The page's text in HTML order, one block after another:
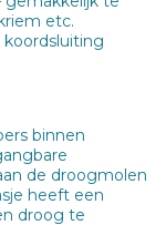
etc.
binnen
de droogmolen
heeft een
droog te